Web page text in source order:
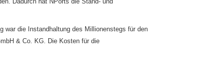
war die Instandhaltung des Millionenstegs für den
& Co. KG. Die Kosten für die